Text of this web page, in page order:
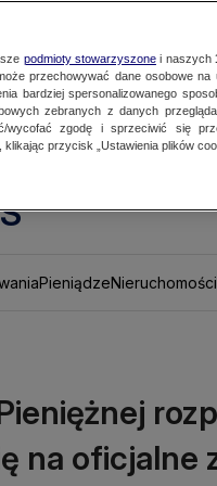
PieniądzeNieruchomości
na oficjalne
podmioty stowarzyszonei naszych
przechowywać dane osobowe na
bardziej spersonalizowanego
zebranych z danych
wycofać zgodę i sprzeciwić się
przycisk „Ustawienia plików